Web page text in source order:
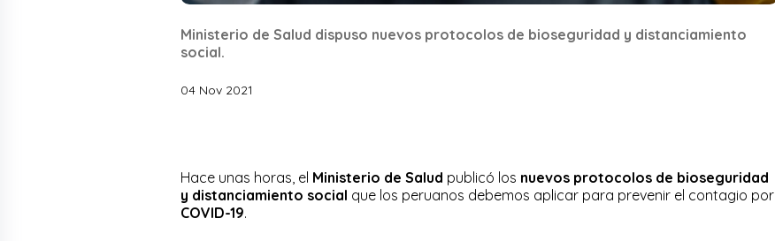
Ministerio de Salud dispuso nuevos protocolos de bioseguridad y distanciamiento
social.
04 Nov 2021
Hace unas horas, el Ministerio de Salud publicó los nuevos protocolos de bioseguridad
y distanciamiento social que los peruanos debemos aplicar para prevenir el contagio por
COVID-19.